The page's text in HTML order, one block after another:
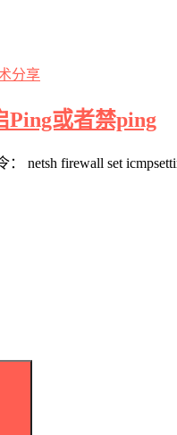
分享
Ping或者禁ping
netsh firewall set